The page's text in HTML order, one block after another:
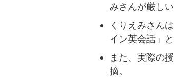
みさんが厳し
くりえみさん
イン英会話」
また、実際の
摘。